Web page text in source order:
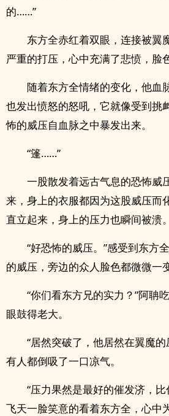
的……”
东方全赤红着双眼，连接被翼
严重的打压，心中充满了悲愤，脸
随着东方全情绪的变化，他血
也发出愤怒的怒吼，它就像受到挑
怖的威压自血脉之中暴发出来。
“篷……”
一股散发着远古气息的恐怖威
来，身上的衣服都因为这股威压而
直立起来，身上的压力也瞬间被溃。
“好恐怖的威压。”感受到东方
的威压，旁边的众人脸色都微微一变
“你们看东方兄的实力？”阿聃
眼鼓得老大。
“居然突破了，他居然在翼魔
有人都倒吸了一口凉气。
“压力果然是最好的催发济，
飞天一脸笑意的看着东方全，心中